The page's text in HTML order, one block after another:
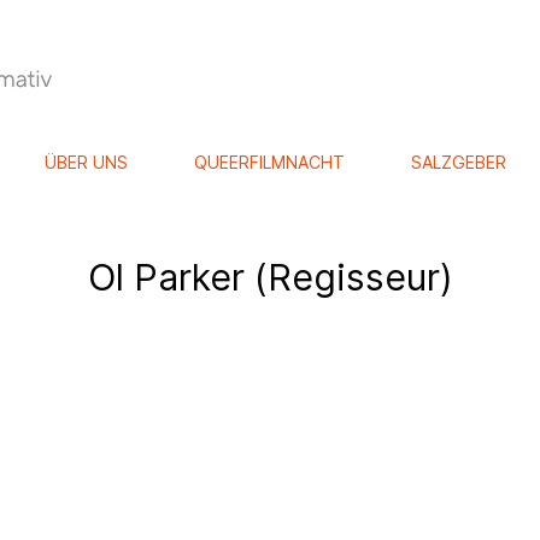
ÜBER UNS QUEERFILMNACHT SALZGEBER
Ol Parker (Regisseur)